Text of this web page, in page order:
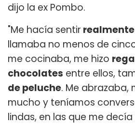
dijo la ex Pombo.
"Me hacía sentir
llamaba no menos de
me cocinaba, me hizo
chocolates entre ellos,
de peluche. Me abrazaba,
mucho y teníamos
lindas, en las que me